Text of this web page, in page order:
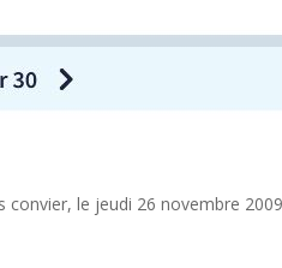
convier, le jeudi 26 novembre